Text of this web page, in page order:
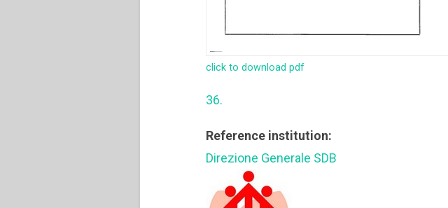
click to download pdf
36.
Reference institution:
Direzione Generale SDB